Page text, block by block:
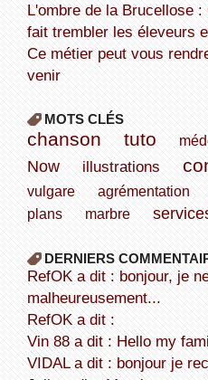
L'ombre de la Brucellose : Comment une bactérie
fait trembler les éleveurs
Ce métier peut vous rendre riche dans les années à
venir
MOTS CLÉS
chanson tuto
Now illustrations
vulgare
agrémentation
plans
marbre
DERNIERS
refOK a dit : bonjour, je ne peux
malheureusement...
refOK a dit :
Vin 88 a dit : Hello my
VIDAL a dit : bonjour je